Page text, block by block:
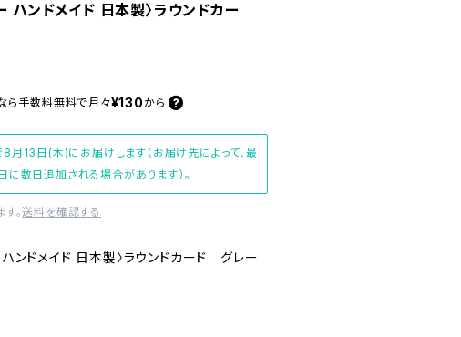
ハンドメイド 日本製〉ラウンドカー
ら 手数料無料で 月々¥130 から
月13日(木)にお届けします（お届け先によって、最
に数日追加される場合があります）。
。送料を確認する
ハンドメイド 日本製〉ラウンドカード グレー